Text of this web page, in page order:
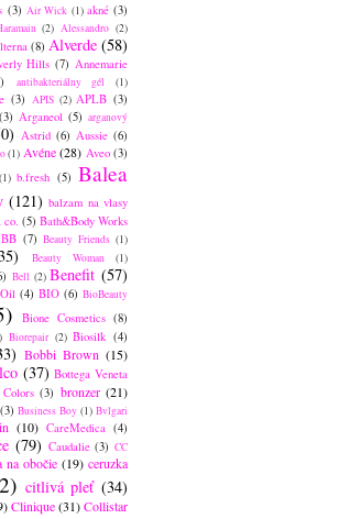
(3) Air Wick (1) akné (3)
(2) Alessandro (2)
(8) Alverde (58)
Hills (7) Annemarie
antibakteriálny gél (1)
(3) APIS (2) APLB (3)
(3) Arganeol (5) arganový
Astrid (6) Aussie (6)
(1) Avéne (28) Aveo (3)
(1) b.fresh (5) Balea
(121) balzam na vlasy
(5) Bath&Body Works
BB (7) Beauty Friends (1)
Beauty Woman (1)
Bell (2) Benefit (57)
(4) BIO (6) BioBeauty
Bione Cosmetics (8)
Biorepair (2) Biosilk (4)
Bobbi Brown (15)
(37) Bottega Veneta
(3) bronzer (21)
(3) Business Boy (1) Bvlgari
(10) CareMedica (4)
(79) Caudalie (3) CC
na obočie (19) ceruzka
citlivá pleť (34)
Clinique (31)Collistar